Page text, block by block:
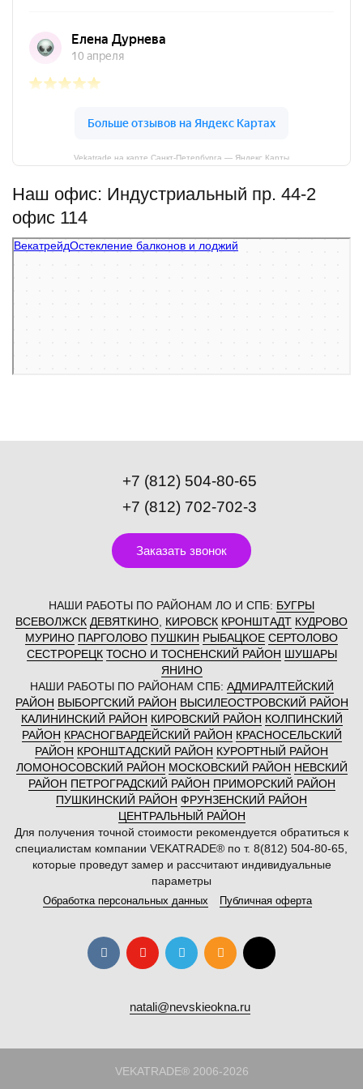
Vekatrade на карте Санкт‑Петербурга — Яндекс Карты
Наш офис: Индустриальный пр. 44-2
офис 114
Векатрейд
+7 (812) 504-80-65
+7 (812) 702-702-3
Заказать звонок
НАШИ РАБОТЫ ПО РАЙОНАМ ЛО И СПБ: БУГРЫ
ВСЕВОЛЖСК ДЕВЯТКИНО КИРОВСК КРОНШТАДТ КУДРОВО
МУРИНО ПАРГОЛОВО ПУШКИН РЫБАЦКОЕ СЕРТОЛОВО
СЕСТРОРЕЦК ТОСНО И ТОСНЕНСКИЙ РАЙОН ШУШАРЫ
ЯНИНО
НАШИ РАБОТЫ ПО РАЙОНАМ СПБ: АДМИРАЛТЕЙСКИЙ
РАЙОН ВЫБОРГСКИЙ РАЙОН ВЫСИЛЕОСТРОВСКИЙ РАЙОН
КАЛИНИНСКИЙ РАЙОН КИРОВСКИЙ РАЙОН КОЛПИНСКИЙ
РАЙОН КРАСНОГВАРДЕЙСКИЙ РАЙОН КРАСНОСЕЛЬСКИЙ
РАЙОН КРОНШТАДСКИЙ РАЙОН КУРОРТНЫЙ РАЙОН
ЛОМОНОСОВСКИЙ РАЙОН МОСКОВСКИЙ РАЙОН НЕВСКИЙ
РАЙОН ПЕТРОГРАДСКИЙ РАЙОН ПРИМОРСКИЙ РАЙОН
ПУШКИНСКИЙ РАЙОН ФРУНЗЕНСКИЙ РАЙОН
ЦЕНТРАЛЬНЫЙ РАЙОН
Для получения точной стоимости рекомендуется обратиться к
специалистам компании VEKATRADE® по т. 8(812) 504-80-65,
которые проведут замер и рассчитают индивидуальные
параметры
Обработка персональных данных Публичная оферта
natali@nevskieokna.ru
VEKATRADE® 2006-2026